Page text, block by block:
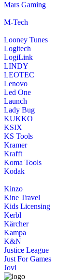
Mars Gaming
M-Tech
Looney Tunes
Logitech
LogiLink
LINDY
LEOTEC
Lenovo
Led One
Launch
Lady Bug
KUKKO
KSIX
KS Tools
Kramer
Krafft
Koma Tools
Kodak
Kinzo
Kine Travel
Kids Licensing
Kerbl
Kärcher
Kampa
K&N
Justice League
Just For Games
Jovi